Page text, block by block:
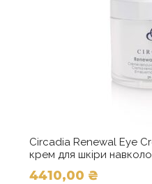
Circadia Renewal Eye
крем для шкіри
4410,00 ₴